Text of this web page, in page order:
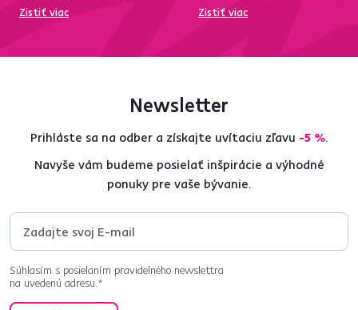
Zistiť viac
Zistiť viac
Newsletter
Prihláste sa na odber a získajte uvítaciu zľavu -5 %.
Navyše vám budeme posielať inšpirácie a výhodné
ponuky pre vaše bývanie.
Súhlasím s posielaním pravidelného newslettra
na uvedenú adresu.*